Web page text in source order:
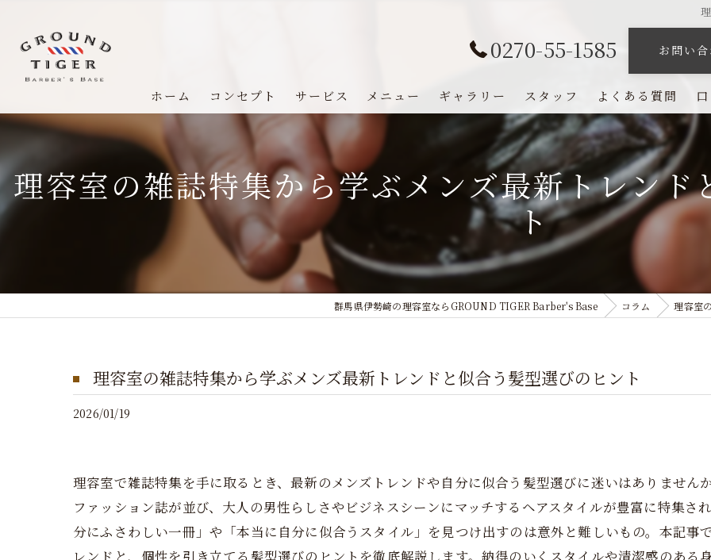
0270-55-1585 お問い
ホーム コンセプト サービス メニュー ギャラリー スタッフ よくある質問
理容室の雑誌特集から学ぶメンズ最新トレン
ト
群馬県伊勢崎の理容室ならGROUND TIGER Barber's Base コラム 理容室
理容室の雑誌特集から学ぶメンズ最新トレンドと似合う髪型選びのヒント
2026/01/19
理容室で雑誌特集を手に取るとき、最新のメンズトレンドや自分に似合う髪型選びに迷いはありません
ファッション誌が並び、大人の男性らしさやビジネスシーンにマッチするヘアスタイルが豊富に特集さ
分にふさわしい一冊」や「本当に自分に似合うスタイル」を見つけ出すのは意外と難しいもの。本記事
レンドと、個性を引き立てる髪型選びのヒントを徹底解説します。納得のいくスタイルや清潔感のある